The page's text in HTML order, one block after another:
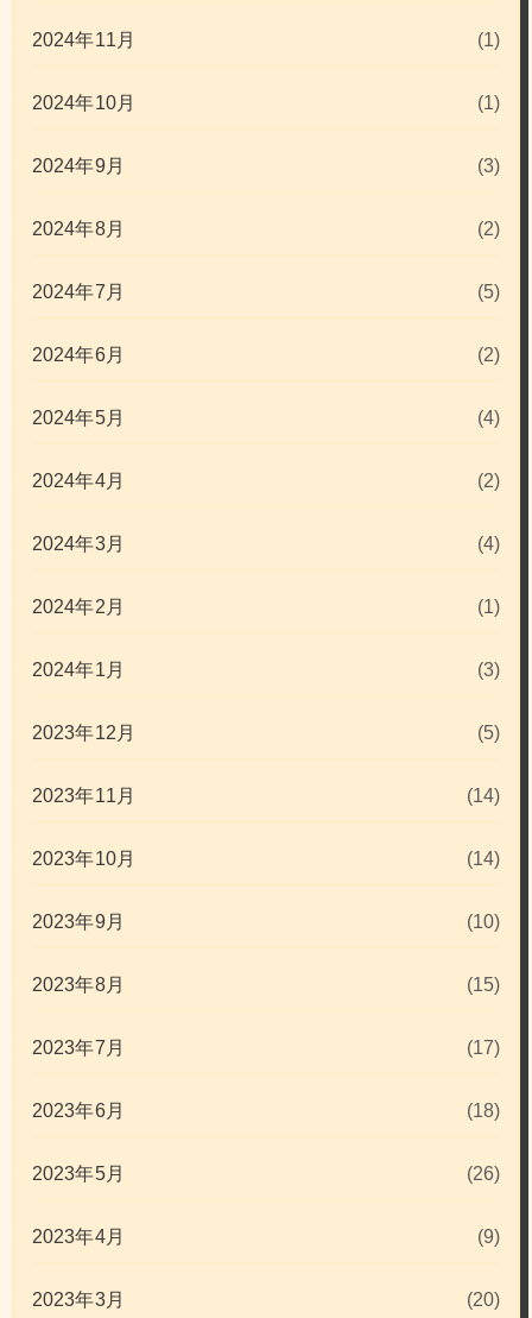
2024年11月 (1)
2024年10月 (1)
2024年9月 (3)
2024年8月 (2)
2024年7月 (5)
2024年6月 (2)
2024年5月 (4)
2024年4月 (2)
2024年3月 (4)
2024年2月 (1)
2024年1月 (3)
2023年12月 (5)
2023年11月 (14)
2023年10月 (14)
2023年9月 (10)
2023年8月 (15)
2023年7月 (17)
2023年6月 (18)
2023年5月 (26)
2023年4月 (9)
2023年3月 (20)